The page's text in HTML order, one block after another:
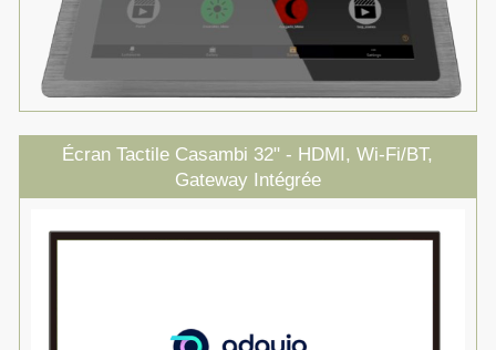
Écran Tactile Casambi 32" - HDMI, Wi-Fi/BT,
Gateway Intégrée